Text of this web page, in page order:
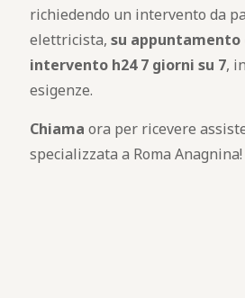
richiedendo un intervento da
elettricista, su appuntamento
intervento h24 7 giorni su 7,
esigenze.
Chiama ora per ricevere
specializzata a Roma Anagnina!